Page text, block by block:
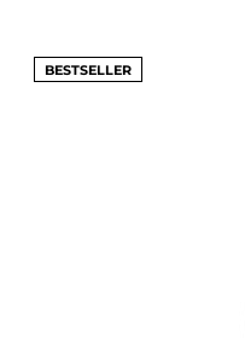
BESTSELLER